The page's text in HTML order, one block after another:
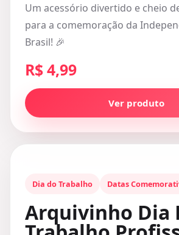
Um acessório divertido e cheio
para a comemoração da
Brasil! 🎉
R$ 4,99
Ver produto
Dia do Trabalho Datas
Arquivinho Dia